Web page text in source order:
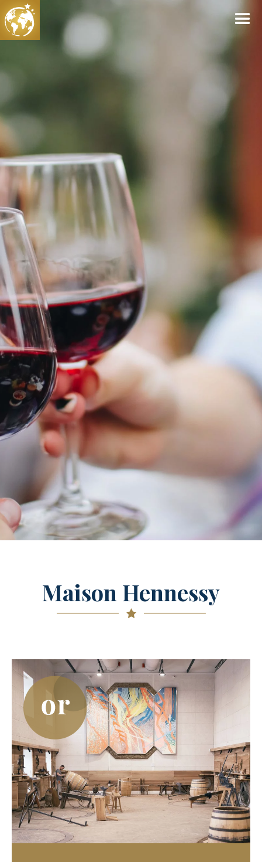
Maison Hennessy